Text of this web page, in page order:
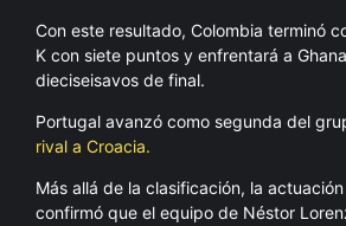
Con este resultado, Colombia terminó
K con siete puntos y enfrentará a
dieciseisavos de final.
Portugal avanzó como segunda del
rival a Croacia.
Más allá de la clasificación, la
confirmó que el equipo de Néstor